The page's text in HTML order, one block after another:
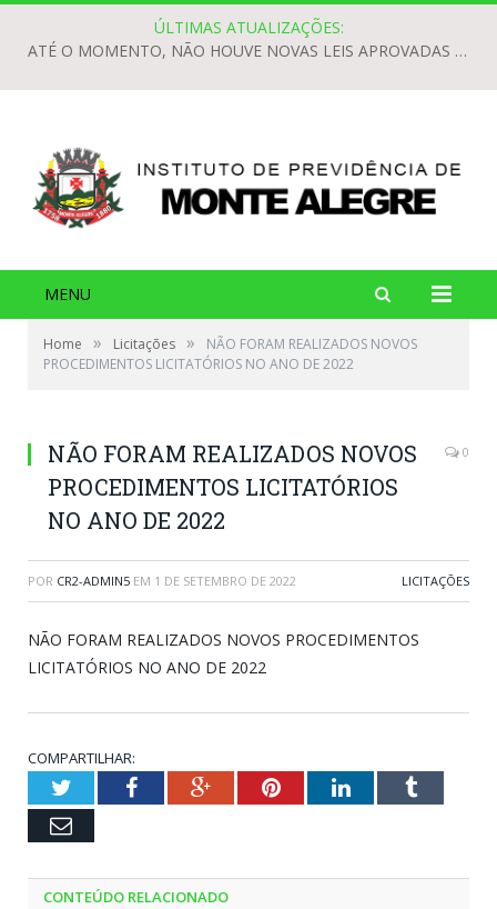
ÚLTIMAS ATUALIZAÇÕES:
ATÉ O MOMENTO, NÃO HOUVE NOVAS LEIS APROVADAS PARA O EXERCÍCIO DE 2026.
MENU
Home » Licitações »
NÃO FORAM REALIZADOS NOVOS
PROCEDIMENTOS LICITATÓRIOS NO ANO DE 2022
NÃO FORAM REALIZADOS NOVOS
PROCEDIMENTOS LICITATÓRIOS
NO ANO DE 2022
0
POR CR2-ADMIN5 EM 1 DE SETEMBRO DE 2022 LICITAÇÕES
NÃO FORAM REALIZADOS NOVOS PROCEDIMENTOS
LICITATÓRIOS NO ANO DE 2022
COMPARTILHAR:
TwitterFacebookGoogle+PinterestLinkedInTumblr
Email
CONTEÚDO RELACIONADO